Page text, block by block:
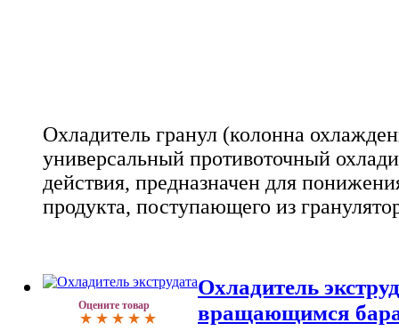
Охладитель гранул (колонна
универсальный противоточный
действия, предназначен для
продукта, поступающего из
Оцените товар
Охладитель
вращающимся